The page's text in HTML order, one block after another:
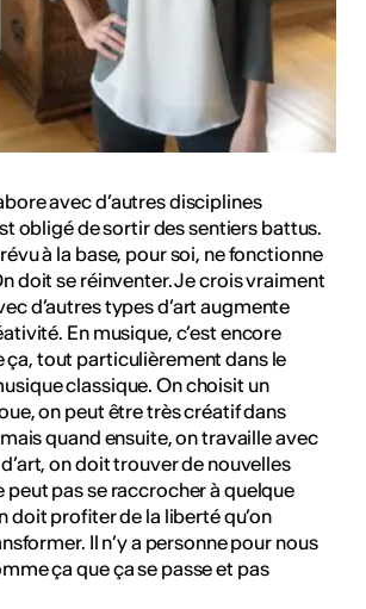
avec d’autres disciplines
obligé de sortir des sentiers battus.
à la base, pour soi, ne fonctionne
doit se réinventer. Je crois vraiment
d’autres types d’art augmente
En musique, c’est encore
tout particulièrement dans le
classique. On choisit un
on peut être très créatif dans
quand ensuite, on travaille avec
on doit trouver de nouvelles
peut pas se raccrocher à quelque
doit profiter de la liberté qu’on
Il n’y a personne pour nous
ça que ça se passe et pas